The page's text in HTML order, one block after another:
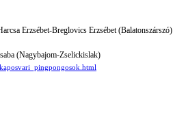
Erzsébet-Breglovics Erzsébet (Balatonszárszó)
(Nagybajom-Zselickislak)